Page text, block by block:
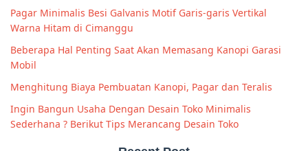
Pagar Minimalis Besi Galvanis Motif Garis-garis Vertikal
Warna Hitam di Cimanggu
Beberapa Hal Penting Saat Akan Memasang Kanopi Garasi
Mobil
Menghitung Biaya Pembuatan Kanopi, Pagar dan Teralis
Ingin Bangun Usaha Dengan Desain Toko Minimalis
Sederhana ? Berikut Tips Merancang Desain Toko